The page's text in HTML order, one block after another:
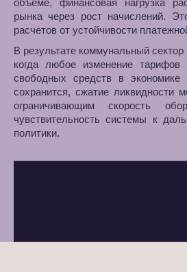
объеме, финансовая нагрузка
рынка через рост начислений.
расчетов от устойчивости
В результате коммунальный
когда любое изменение
свободных средств в
сохранится, сжатие ликвидности
ограничивающим скорость
чувствительность системы к
политики.